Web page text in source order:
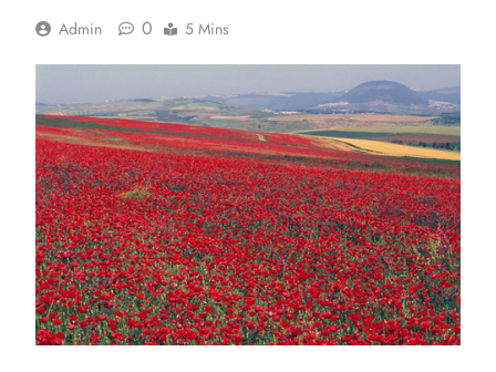
Admin 0 5 Mins